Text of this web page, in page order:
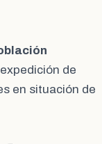
de
en situación de